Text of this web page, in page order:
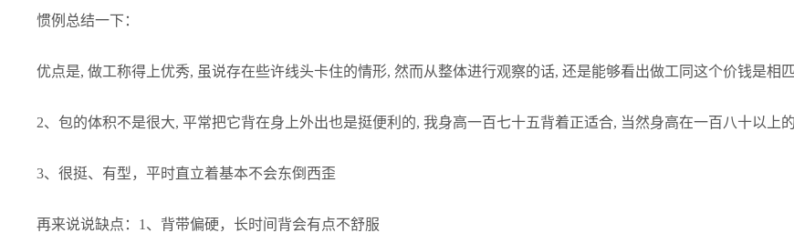
惯例总结一下：
优点是, 做工称得上优秀, 虽说存在些许线头卡住的情形, 然而从整体进行观察的话, 还是能够看出做工同这个价钱是相匹
2、包的体积不是很大, 平常把它背在身上外出也是挺便利的, 我身高一百七十五背着正适合, 当然身高在一百八十以上
3、很挺、有型，平时直立着基本不会东倒西歪
再来说说缺点：1、背带偏硬，长时间背会有点不舒服